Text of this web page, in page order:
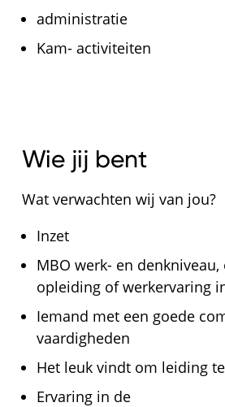
administratie
Kam- activiteiten
Wie jij bent
Wat verwachten wij van jou?
Inzet
MBO werk- en
opleiding of werkervaring
Iemand met een goede
vaardigheden
Het leuk vindt om leiding
Ervaring in de